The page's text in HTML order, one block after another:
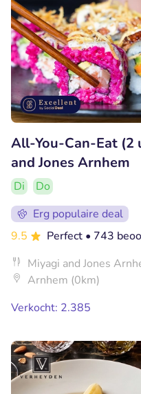
All-You-Can-Eat (2
and Jones Arnhem
Di
Do
Erg populaire deal
9.5
Perfect • 743
Miyagi and Jones
Arnhem (0km)
Verkocht: 2.385